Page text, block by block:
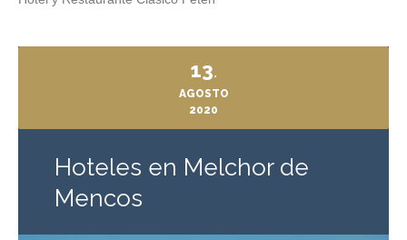
13.
AGOSTO
2020
Hoteles en Melchor de
Mencos